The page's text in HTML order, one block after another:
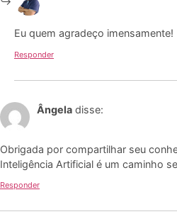
Eu quem agradeço imensamente!
Responder
Ângela disse:
Obrigada por compartilhar seu
Inteligência Artificial é um caminho
Responder